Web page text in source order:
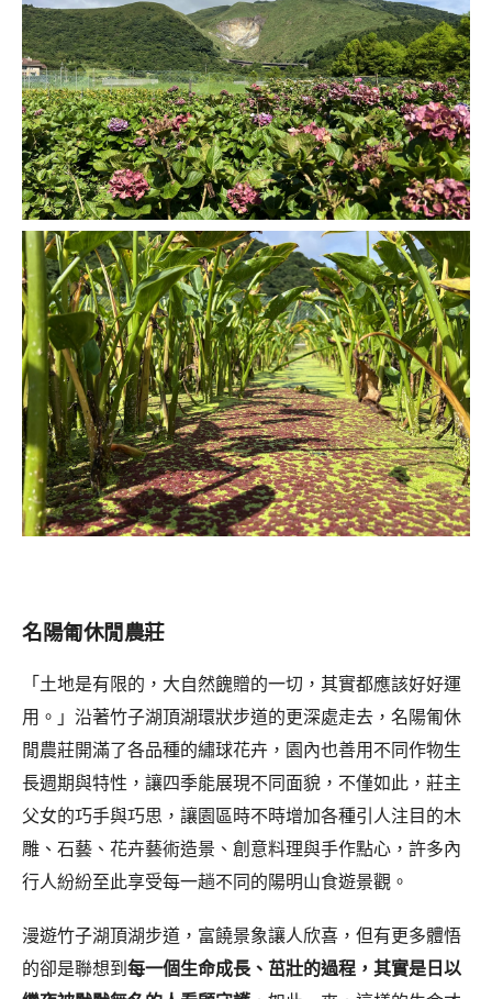
名陽匍休閒農莊
「土地是有限的，大自然餽贈的一切，其實都應該好好運
用。」沿著竹子湖頂湖環狀步道的更深處走去，名陽匍休
閒農莊開滿了各品種的繡球花卉，園內也善用不同作物生
長週期與特性，讓四季能展現不同面貌，不僅如此，莊主
父女的巧手與巧思，讓園區時不時增加各種引人注目的木
雕、石藝、花卉藝術造景、創意料理與手作點心，許多內
行人紛紛至此享受每一趟不同的陽明山食遊景觀。
漫遊竹子湖頂湖步道，富饒景象讓人欣喜，但有更多體悟
的卻是聯想到每一個生命成長、茁壯的過程，其實是日以